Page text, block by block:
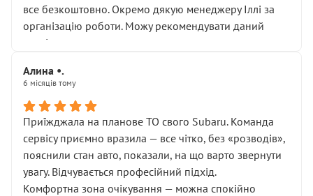
все безкоштовно. Окремо дякую менеджеру Іллі за
організацію роботи. Можу рекомендувати даний
сервіс.
Алина •.
6 місяців тому
Приїжджала на планове ТО свого Subaru. Команда
сервісу приємно вразила — все чітко, без «розводів»,
пояснили стан авто, показали, на що варто звернути
увагу. Відчувається професійний підхід.
Комфортна зона очікування — можна спокійно